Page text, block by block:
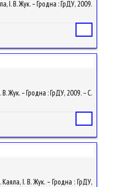
І. В. Жук. – Гродна : ГрДУ, 2009.
В. Жук. – Гродна : ГрДУ, 2009. – С.
І. В. Жук. – Гродна : ГрДУ,